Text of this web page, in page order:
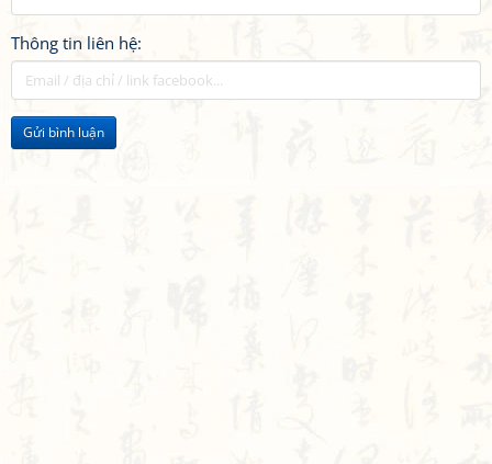
Thông tin liên hệ:
Gửi bình luận